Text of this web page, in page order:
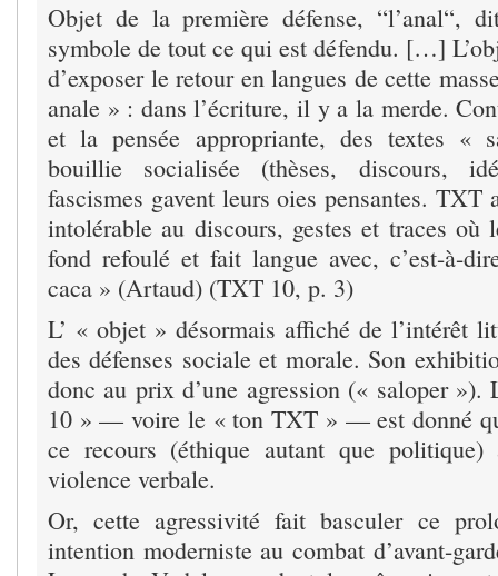
Objet de la première défense, “l’anal“,
symbole de tout ce qui est défendu. […]
d’exposer le retour en langues de cette
anale » : dans l’écriture, il y a la merde.
et la pensée appropriante, des textes «
bouillie socialisée (thèses, discours,
fascismes gavent leurs oies pensantes. TXT
intolérable au discours, gestes et traces où
fond refoulé et fait langue avec, c’est-à-
caca » (Artaud) (TXT 10, p. 3)
L’ « objet » désormais affiché de l’intérêt
des défenses sociale et morale. Son
donc au prix d’une agression (« saloper »).
10 » — voire le « ton TXT » — est donné
ce recours (éthique autant que
violence verbale.
Or, cette agressivité fait basculer ce
intention moderniste au combat d’avant-